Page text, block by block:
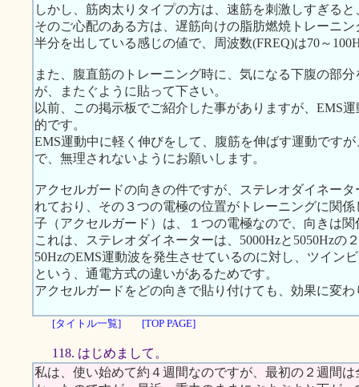
しかし、筋肉太りタイプの方は、速筋を刺激しすぎる
そのご心配のある方は、遅筋向けの脂肪燃焼トレーニ
半分を出している感じの値で、周波数(FREQ)は70～
また、腹直筋のトレーニング時に、気になる下腹の部
が、またぐように貼って下さい。
以前、この掲示板でご紹介した事がありますが、EMS
的です。
EMS運動中に軽く伸びをして、腹筋を伸ばす運動です
で、無理されないようにお願いします。
アクセルガードの向きの件ですが、ステレオダイネー
れており、その３つの電極の位置がトレーニングに関
子（アクセルガード）は、１つの電極なので、向きは
これは、ステレオダイネーターは、5000Hzと5050Hzの
50HzのEMS運動波を発生させているのに対し、ツイン
という、通電方式の違いがあるためです。
アクセルガードをどの向きで貼り付けても、効果に変
[タイトル一覧] [TOP PAGE]
118. はじめまして。
私は、使い始めて約４週間なのですが、最初の２週間